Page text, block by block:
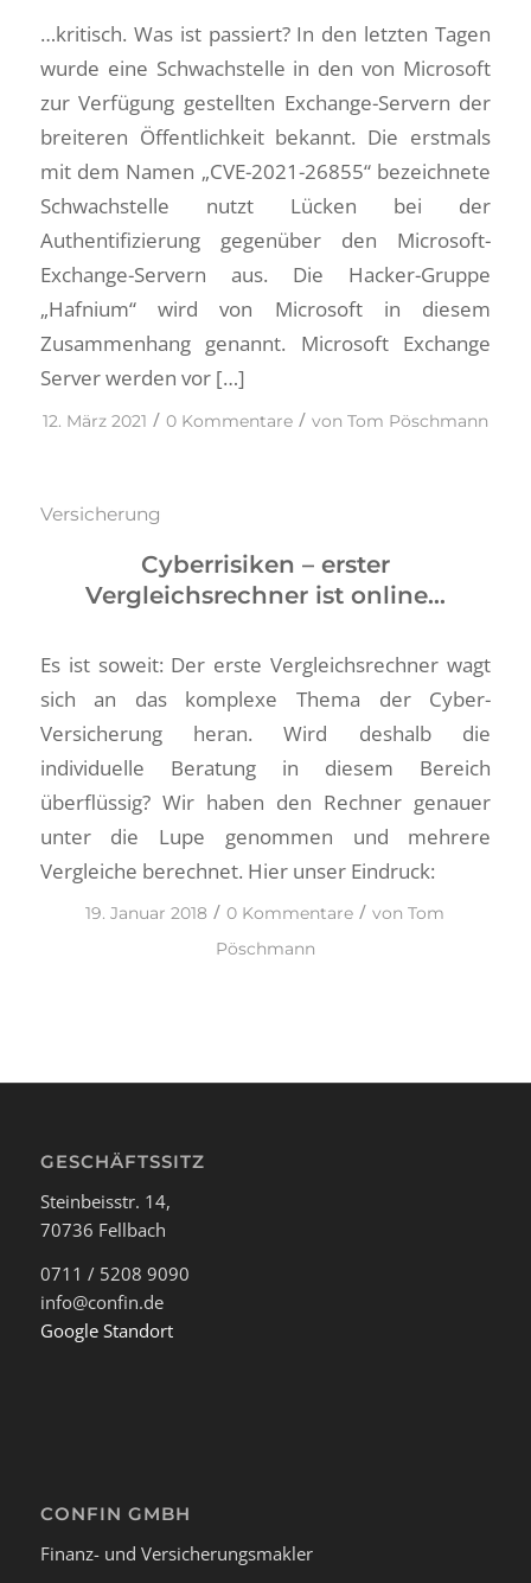
…kritisch. Was ist passiert? In den letzten Tagen
wurde eine Schwachstelle in den von Microsoft
zur Verfügung gestellten Exchange-Servern der
breiteren Öffentlichkeit bekannt. Die erstmals
mit dem Namen „CVE-2021-26855“ bezeichnete
Schwachstelle nutzt Lücken bei der
Authentifizierung gegenüber den Microsoft-
Exchange-Servern aus. Die Hacker-Gruppe
„Hafnium“ wird von Microsoft in diesem
Zusammenhang genannt. Microsoft Exchange
Server werden vor […]
12. März 2021 / 0 Kommentare / von Tom Pöschmann
Versicherung
Cyberrisiken – erster
Vergleichsrechner ist online…
Es ist soweit: Der erste Vergleichsrechner wagt
sich an das komplexe Thema der Cyber-
Versicherung heran. Wird deshalb die
individuelle Beratung in diesem Bereich
überflüssig? Wir haben den Rechner genauer
unter die Lupe genommen und mehrere
Vergleiche berechnet. Hier unser Eindruck:
19. Januar 2018 / 0 Kommentare / vonTom
Pöschmann
GESCHÄFTSSITZ
Steinbeisstr. 14,
70736 Fellbach
0711 / 5208 9090
info@confin.de
Google Standort
CONFIN GMBH
Finanz- und Versicherungsmakler